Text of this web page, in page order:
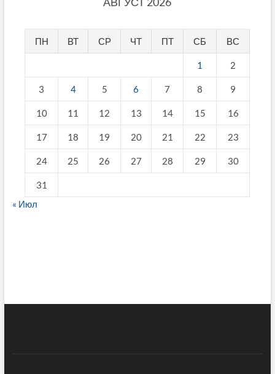
ПН ВТ СР ЧТ ПТ СБ ВС
1 2
3 4 5 6 7 8 9
10 11 12 13 14 15 16
17 18 19 20 21 22 23
24 25 26 27 28 29 30
31
« Июл